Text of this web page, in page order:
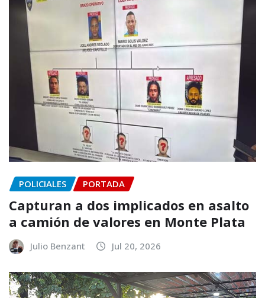
POLICIALES PORTADA
Capturan a dos implicados en asalto
a camión de valores en Monte Plata
Julio Benzant Jul 20, 2026